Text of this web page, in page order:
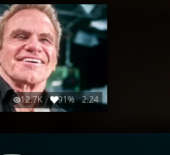
12.7K 91% 2:24